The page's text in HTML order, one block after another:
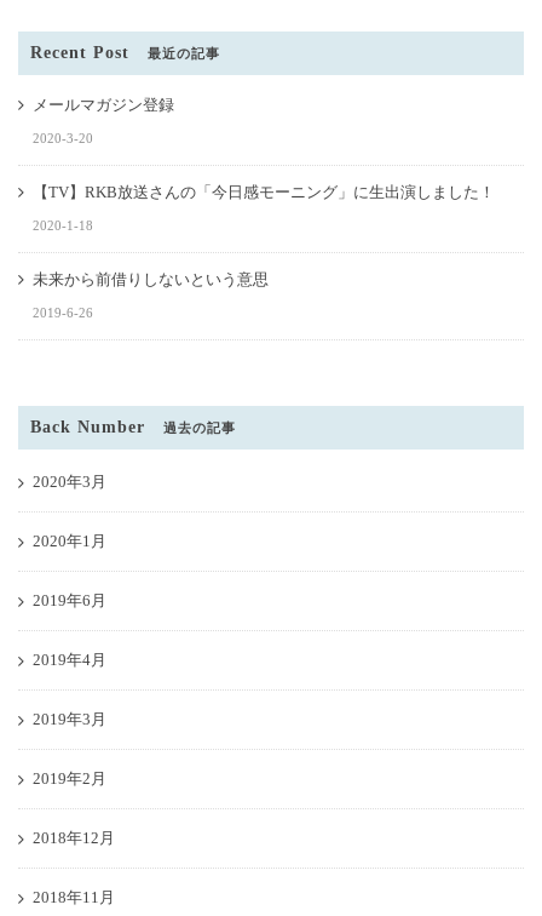
Recent Post 最近の記事
メールマガジン登録
2020-3-20
【TV】RKB放送さんの「今日感モーニング」に生出演しました！
2020-1-18
未来から前借りしないという意思
2019-6-26
Back Number 過去の記事
2020年3月
2020年1月
2019年6月
2019年4月
2019年3月
2019年2月
2018年12月
2018年11月